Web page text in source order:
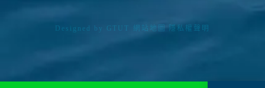
Designed by GTUT 網站地圖 隱私權聲明